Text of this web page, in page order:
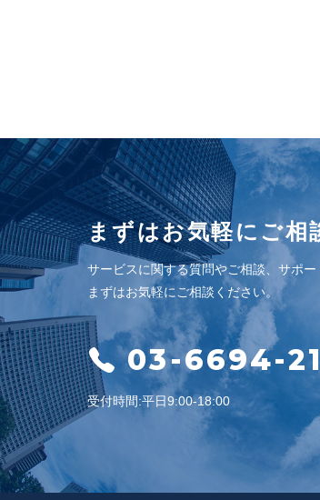
当社は、ご
ご本人の同
法令に基づく
人の生命、
公衆衛生の
国の機関若
って、本人
5. 個人
当社は、事
個人情報を
人情報の適
6. 個人
まずはお気軽にご相
サービスに関する質問やご相談、サポー
まずはお気軽にご相談ください。
03-6694-
受付時間:平日9:00-18:00